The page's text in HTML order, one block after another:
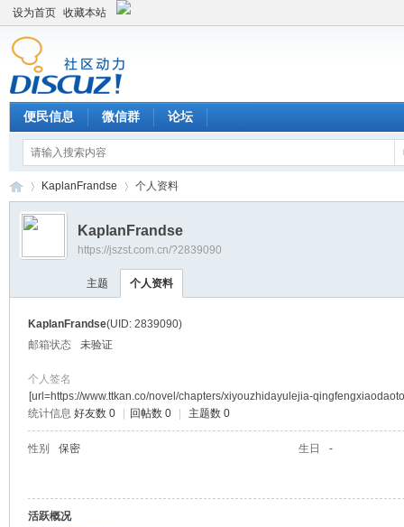
设为首页 收藏本站
便民信息 微信群 论坛
›
KaplanFrandse 个人资料
KaplanFrandse
https://jszst.com.cn/?2839090
主题 个人资料
KaplanFrandse(UID: 2839090)
邮箱状态
未验证
个人签名
[url=https://www.ttkan.co/novel/chapters/xiyouzhidayulejia-
统计信息 好友数 0 回帖数 0 主题数 0
性别 保密 生日 -
活跃概况